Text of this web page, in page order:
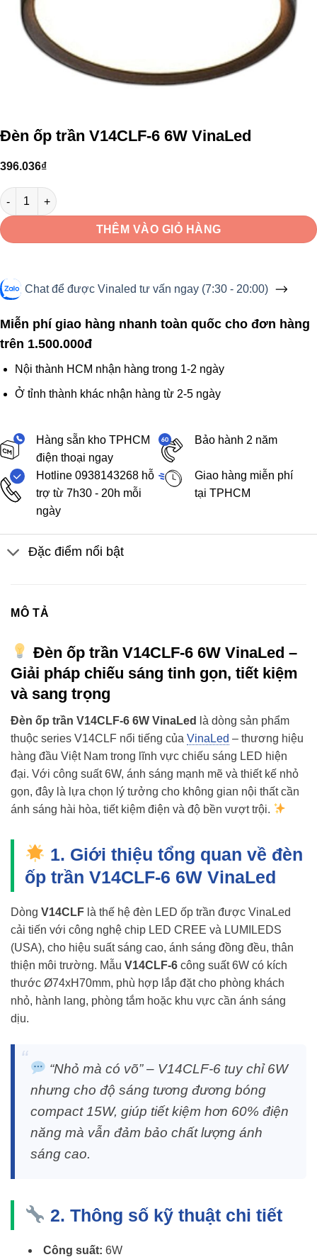
Đèn ốp trần V14CLF-6 6W VinaLed
396.036₫
Đèn ốp trần V14CLF-6 6W VinaLed số lượng
THÊM VÀO GIỎ HÀNG
Chat để được Vinaled tư vấn ngay (7:30 - 20:00)
Miễn phí giao hàng nhanh toàn quốc cho đơn hàng
trên 1.500.000đ
Nội thành HCM nhận hàng trong 1-2 ngày
Ở tỉnh thành khác nhận hàng từ 2-5 ngày
Hàng sẵn kho TPHCM
điện thoại ngay
Bảo hành 2 năm
Hotline 0938143268 hỗ
trợ từ 7h30 - 20h mỗi
ngày
Giao hàng miễn phí
tại TPHCM
Đặc điểm nổi bật
MÔ TẢ
Đèn ốp trần V14CLF-6 6W VinaLed –
Giải pháp chiếu sáng tinh gọn, tiết kiệm
và sang trọng
Đèn ốp trần V14CLF-6 6W VinaLed
là dòng sản phẩm
thuộc series V14CLF nổi tiếng của VinaLed – thương hiệu
hàng đầu Việt Nam trong lĩnh vực chiếu sáng LED hiện
đại. Với công suất 6W, ánh sáng mạnh mẽ và thiết kế nhỏ
gọn, đây là lựa chọn lý tưởng cho không gian nội thất cần
ánh sáng hài hòa, tiết kiệm điện và độ bền vượt trội.
1. Giới thiệu tổng quan về đèn
ốp trần V14CLF-6 6W VinaLed
Dòng V14CLF là thế hệ đèn LED ốp trần được VinaLed
cải tiến với công nghệ chip LED CREE và LUMILEDS
(USA), cho hiệu suất sáng cao, ánh sáng đồng đều, thân
thiện môi trường. Mẫu V14CLF-6 công suất 6W có kích
thước Ø74xH70mm, phù hợp lắp đặt cho phòng khách
nhỏ, hành lang, phòng tắm hoặc khu vực cần ánh sáng
dịu.
“Nhỏ mà có võ” – V14CLF-6 tuy chỉ 6W
nhưng cho độ sáng tương đương bóng
compact 15W, giúp tiết kiệm hơn 60% điện
năng mà vẫn đảm bảo chất lượng ánh
sáng cao.
2. Thông số kỹ thuật chi tiết
Công suất: 6W